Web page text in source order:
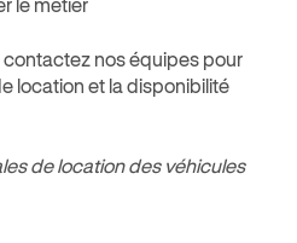
contactez nos équipes pour
location et la disponibilité
de location des véhicules